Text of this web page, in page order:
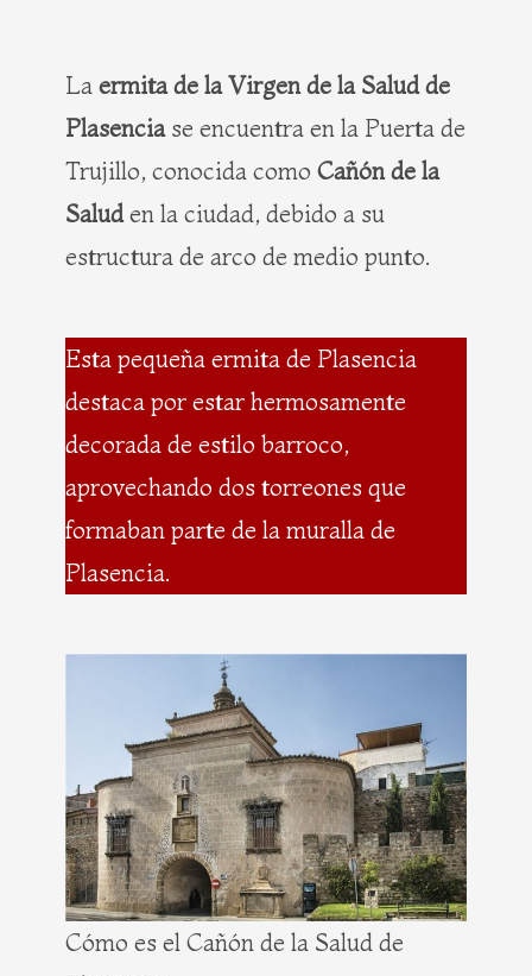
La ermita de la Virgen de la Salud de
Plasenciase encuentra en la Puerta de
Trujillo, conocida como Cañón de la
Saluden la ciudad, debido a su
estructura de arco de medio punto.
Esta pequeña ermita de Plasencia
destaca por estar hermosamente
decorada de estilo barroco,
aprovechando dos torreones que
formaban parte de la muralla de
Plasencia.
Cómo es el Cañón de la Salud de